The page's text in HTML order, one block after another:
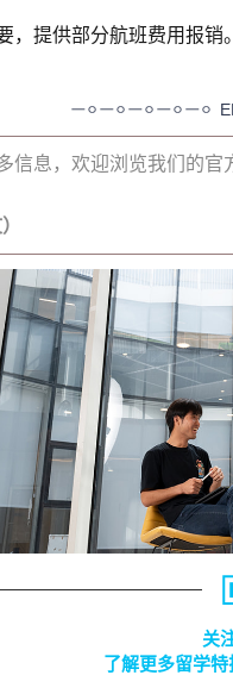
，提供部分航班费用报销。
信息，欢迎浏览我们的官
关
了解更多留学